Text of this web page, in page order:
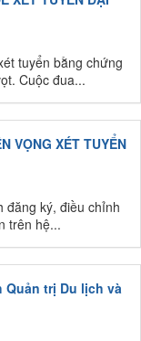
tuyển bằng chứng
Cuộc đua...
VỌNG XÉT TUYỂN
đăng ký, điều chỉnh
trên hệ...
Quản trị Du lịch và